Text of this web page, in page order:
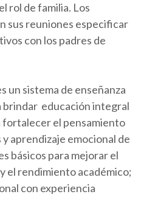
rol de familia. Los
sus reuniones especificar
con los padres de
un sistema de enseñanza
brindar educación integral
fortalecer el pensamiento
aprendizaje emocional de
básicos para mejorar el
el rendimiento académico;
con experiencia